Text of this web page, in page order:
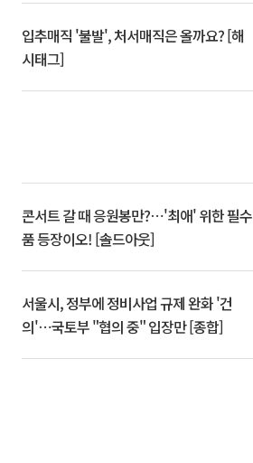
입추매직 '불발', 처서매직은 올까요? [해
시태그]
콘서트 갈 때 응원봉만?⋯'최애' 위한 필수
품 등장이오! [솔드아웃]
서울시, 정부에 정비사업 규제 완화 '건
의'⋯국토부 "협의 중" 입장만 [종합]